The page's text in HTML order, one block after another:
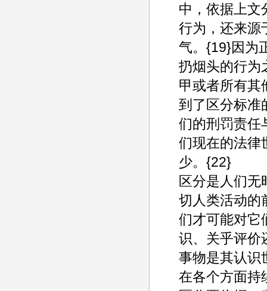
中，依据上文
行为，还来源
气。{19}因为
扔烟头的行为
甲或者所有其
到了区分标准
们的刑罚责任
们现在的法律
少。{22}
区分是人们无
切人类活动的
们才可能对它
识、关乎评价
事物是其认识
在各个方面持